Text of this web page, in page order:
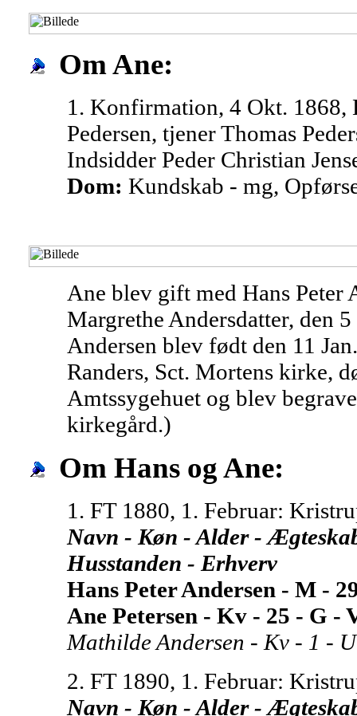
Om Ane:
1. Konfirmation, 4 Okt.
Pedersen, tjener Thomas
Indsidder Peder Christian
Dom: Kundskab - mg,
Ane blev gift med Hans Peter
Margrethe Andersdatter, den
Andersen blev født den 11
Randers, Sct. Mortens kirke,
Amtssygehuet og blev
kirkegård.)
Om Hans og Ane:
1. FT 1880, 1. Februar:
Navn - Køn - Alder -
Husstanden - Erhverv
Hans Peter Andersen - M -
Ane Petersen - Kv - 25 - G -
Mathilde Andersen - Kv - 1 -
2. FT 1890, 1. Februar:
Navn - Køn - Alder -